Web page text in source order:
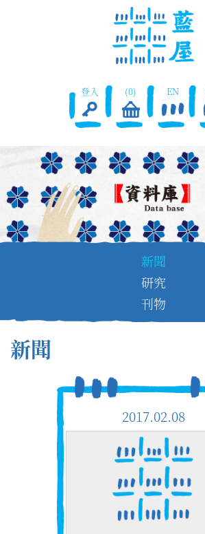
登入 (0) EN
新聞
研究
刊物
新聞
2017.02.08